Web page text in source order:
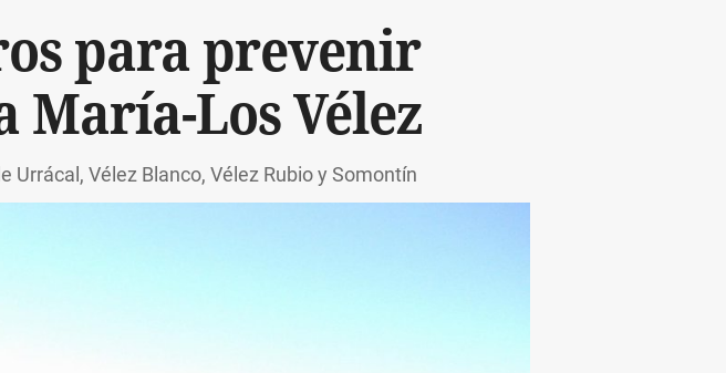
para prevenir
María-Los Vélez
Vélez Blanco, Vélez Rubio y Somontín